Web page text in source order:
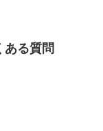
ある質問